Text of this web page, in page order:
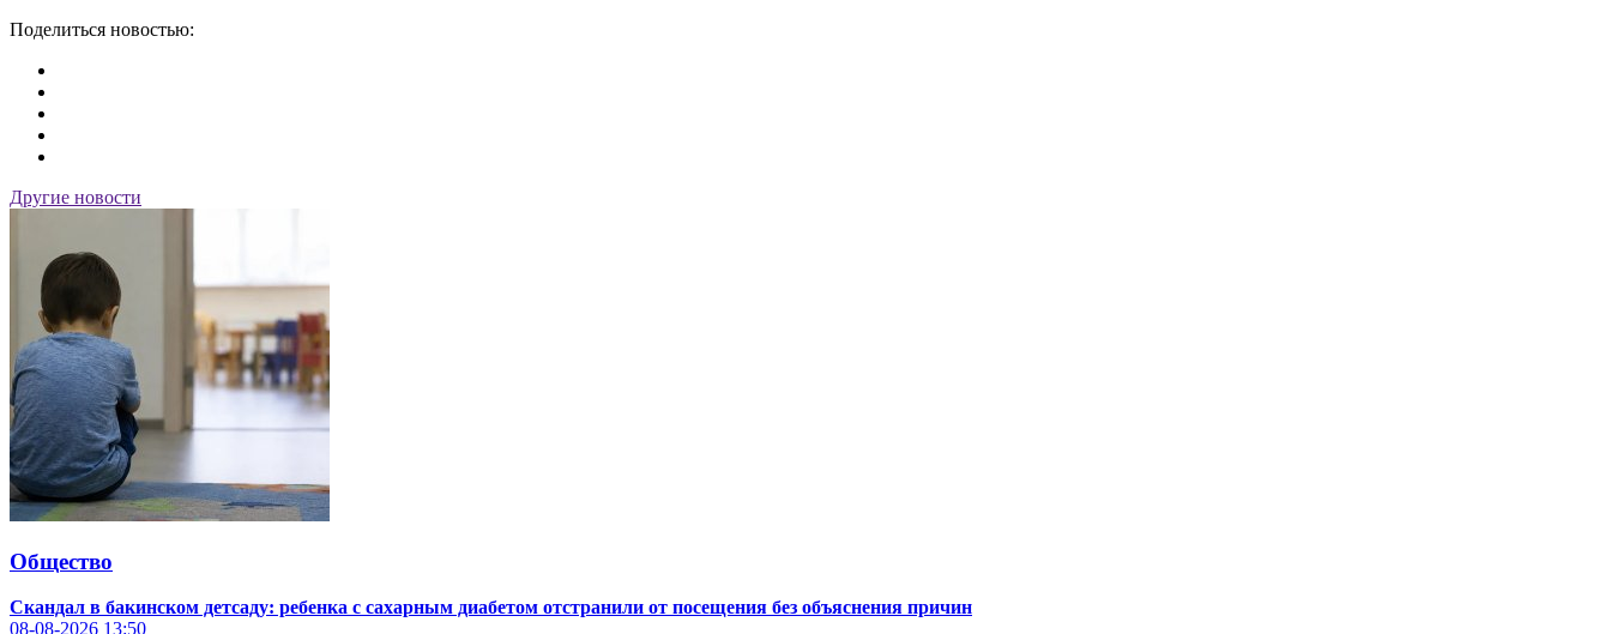
Поделиться новостью:
Другие новости
Общество
Скандал в бакинском детсаду: ребенка с сахарным диабетом отстранили от посещения без объяснения причин
08-08-2026 13:50